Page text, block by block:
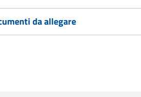
da allegare